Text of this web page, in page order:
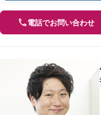
電話でお問い合わせ